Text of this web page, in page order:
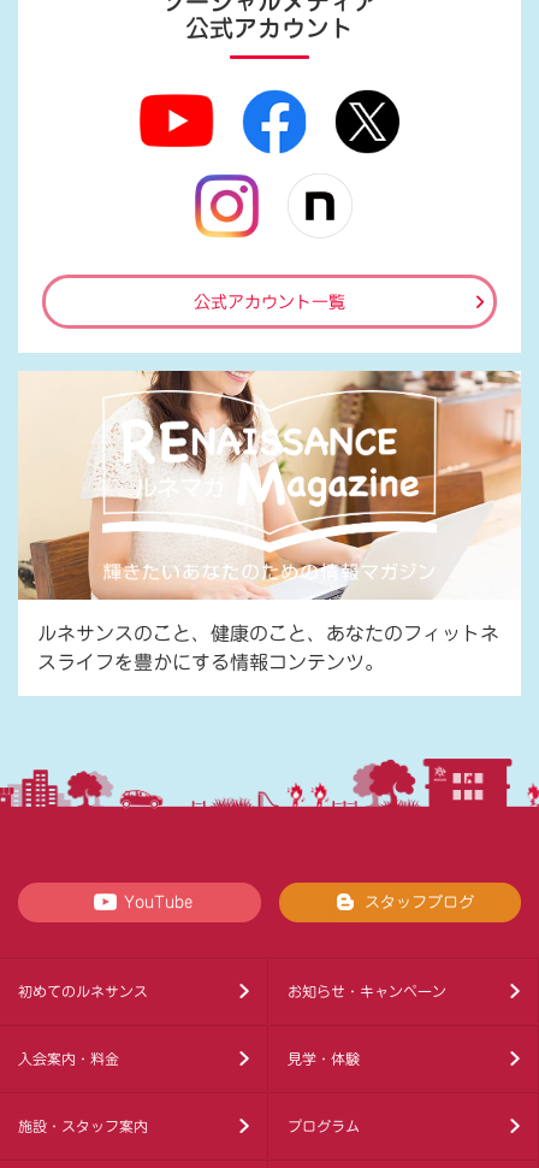
公式アカウント
公式アカウント一覧
ルネサンスのこと、健康のこと、あなたのフィットネ
スライフを豊かにする情報コンテンツ。
YouTube スタッフブログ
初めてのルネサンス お知らせ・キャンペーン
入会案内・料金 見学・体験
施設・スタッフ案内 プログラム